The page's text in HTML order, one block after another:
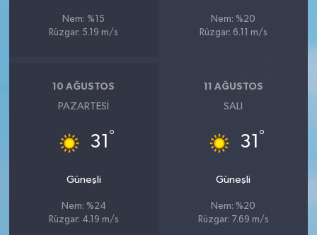
Nem: %15
Rüzgar: 5.19 m/s
Nem: %20
Rüzgar: 6.11 m/s
10 AĞUSTOS
PAZARTESI
31 °
Güneşli
Nem: %24
Rüzgar: 4.19 m/s
11 AĞUSTOS
SALI
31 °
Güneşli
Nem: %20
Rüzgar: 7.69 m/s